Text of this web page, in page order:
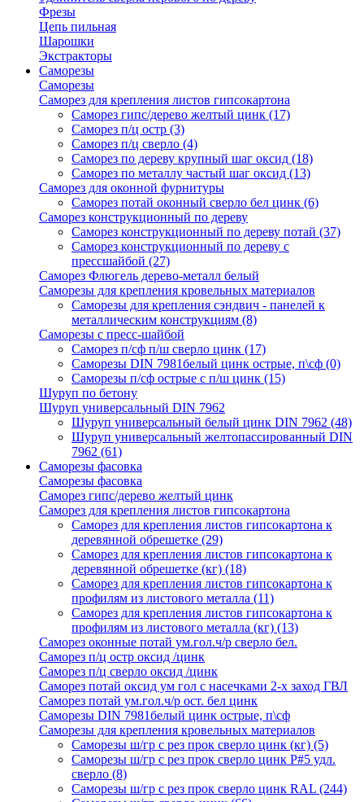
Фрезы
Цепь пильная
Шарошки
Экстракторы
Саморезы
Саморезы
Саморез для крепления листов гипсокартона
Саморез гипс/дерево желтый цинк (17)
Саморез п/ц остр (3)
Саморез п/ц сверло (4)
Саморез по дереву крупный шаг оксид (18)
Саморез по металлу частый шаг оксид (13)
Саморез для оконной фурнитуры
Саморез потай оконный сверло бел цинк (6)
Саморез конструкционный по дереву
Саморез конструкционный по дереву потай (37)
Саморез конструкционный по дереву с
прессшайбой (27)
Саморез Флюгель дерево-металл белый
Саморезы для крепления кровельных материалов
Саморезы для крепления сэндвич - панелей к
металлическим конструкциям (8)
Саморезы с пресс-шайбой
Саморез п/сф п/ш сверло цинк (17)
Саморезы DIN 7981белый цинк острые, п\сф (0)
Саморезы п/сф острые с п/ш цинк (15)
Шуруп по бетону
Шуруп универсальный DIN 7962
Шуруп универсальный белый цинк DIN 7962 (48)
Шуруп универсальный желтопассированный DIN
7962 (61)
Саморезы фасовка
Саморезы фасовка
Саморез гипс/дерево желтый цинк
Саморез для крепления листов гипсокартона
Саморез для крепления листов гипсокартона к
деревянной обрешетке (29)
Саморез для крепления листов гипсокартона к
деревянной обрешетке (кг) (18)
Саморез для крепления листов гипсокартона к
профилям из листового металла (11)
Саморез для крепления листов гипсокартона к
профилям из листового металла (кг) (13)
Саморез оконные потай ум.гол.ч/р сверло бел.
Саморез п/ц остр оксид /цинк
Саморез п/ц сверло оксид /цинк
Саморез потай оксид ум гол с насечками 2-х заход ГВЛ
Саморез потай ум.гол.ч/р ост. бел цинк
Саморезы DIN 7981белый цинк острые, п\сф
Саморезы для крепления кровельных материалов
Саморезы ш/гр с рез прок сверло цинк (кг) (5)
Саморезы ш/гр с рез прок сверло цинк P#5 удл.
сверло (8)
Саморезы ш/гр с рез прок сверло цинк RAL (244)